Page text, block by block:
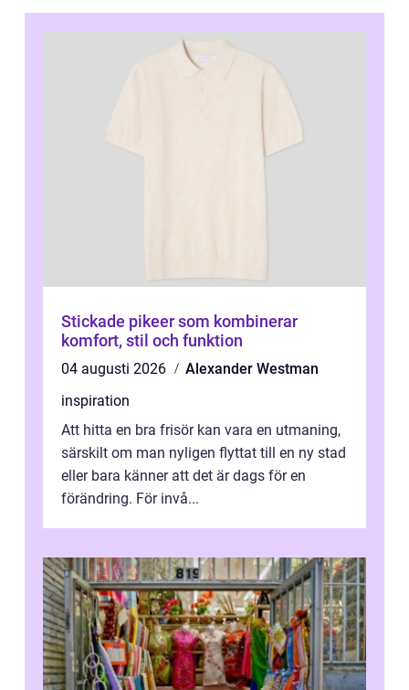
Stickade pikeer som kombinerar
komfort, stil och funktion
04 augusti 2026
Alexander Westman
inspiration
Att hitta en bra frisör kan vara en utmaning,
särskilt om man nyligen flyttat till en ny stad
eller bara känner att det är dags för en
förändring. För invå...